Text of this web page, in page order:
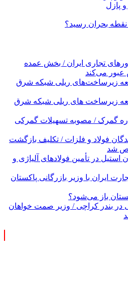
پازل
بحران رسید؟
تجاری ایران / بخش عمده
عبور می‌کند
زیرساخت‌های ریلی شبکه شرق
زیرساخت های ریلی شبکه شرق
گمرک / مصوبه تسهیلات گمرکی
فولاد و فلزات / تکلیف بازگشت
در تأمین فولادهای آلیاژی و
ایران با وزیر بازرگانی پاکستان
باز می‌شود؟
در بندر کراچی / وزیر صمت خواهان